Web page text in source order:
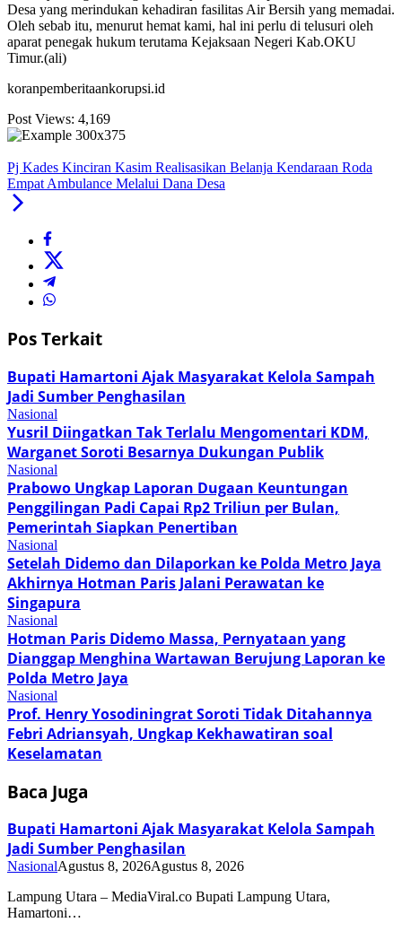
Desa yang merindukan kehadiran fasilitas Air Bersih yang memadai.
Oleh sebab itu, menurut hemat kami, hal ini perlu di telusuri oleh
aparat penegak hukum terutama Kejaksaan Negeri Kab.OKU
Timur.(ali)
koranpemberitaankorupsi.id
Post Views: 4,169
Pj Kades Kinciran Kasim Realisasikan Belanja Kendaraan Roda
Empat Ambulance Melalui Dana Desa
Pos Terkait
Bupati Hamartoni Ajak Masyarakat Kelola Sampah
Jadi Sumber Penghasilan
Nasional
Yusril Diingatkan Tak Terlalu Mengomentari KDM,
Warganet Soroti Besarnya Dukungan Publik
Nasional
Prabowo Ungkap Laporan Dugaan Keuntungan
Penggilingan Padi Capai Rp2 Triliun per Bulan,
Pemerintah Siapkan Penertiban
Nasional
Setelah Didemo dan Dilaporkan ke Polda Metro Jaya
Akhirnya Hotman Paris Jalani Perawatan ke
Singapura
Nasional
Hotman Paris Didemo Massa, Pernyataan yang
Dianggap Menghina Wartawan Berujung Laporan ke
Polda Metro Jaya
Nasional
Prof. Henry Yosodiningrat Soroti Tidak Ditahannya
Febri Adriansyah, Ungkap Kekhawatiran soal
Keselamatan
Baca Juga
Bupati Hamartoni Ajak Masyarakat Kelola Sampah
Jadi Sumber Penghasilan
NasionalAgustus 8, 2026Agustus 8, 2026
Lampung Utara – MediaViral.co Bupati Lampung Utara,
Hamartoni…